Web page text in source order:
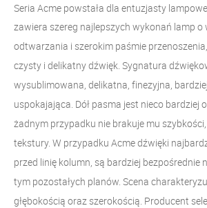
Seria Acme powstała dla entuzjasty
zawiera szereg najlepszych wykonań lamp o
odtwarzania i szerokim paśmie
czysty i delikatny dźwięk. Sygnatura
wysublimowana, delikatna, finezyjna,
uspokajająca. Dół pasma jest nieco bardziej
żadnym przypadku nie brakuje mu
tekstury. W przypadku Acme dźwięki
przed linię kolumn, są bardziej bezpośrednie
tym pozostałych planów. Scena
głębokością oraz szerokością. Producent